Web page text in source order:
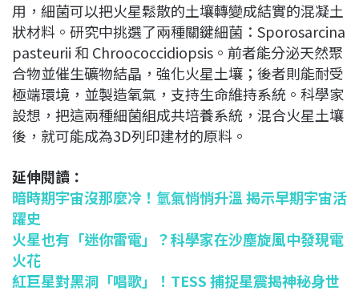
用，細菌可以把火星鬆散的土壤轉變成結實的混凝土
狀材料。研究中挑選了兩種關鍵細菌：Sporosarcina
pasteurii 和 Chroococcidiopsis。前者能分泌天然聚
合物並催生礦物結晶，強化火星土壤；後者則能耐受
極端環境，並製造氧氣，支持生命維持系統。科學家
設想，把這兩種細菌組成共培養系統，混合火星土壤
後，就可能成為3D列印建材的原料。
延伸閱讀：
暗時期宇宙沒那麼冷！氫氣悄悄升溫 揭示早期宇宙活
躍史
火星也有「迷你雷電」？科學家在沙塵旋風中發現電
火花
紅巨星對黑洞「唱歌」！TESS 捕捉星震揭神秘身世